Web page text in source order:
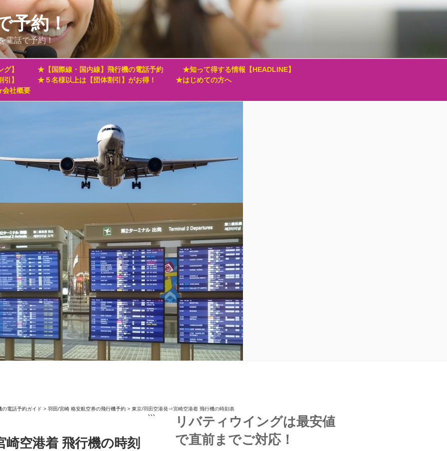
予約！
電話で予約！
】 ★【国際線・国内線】飛行機の電話予約
★知って得する情報【HEADLINE】
】
★５名様以上は【団体割引】がお得！
★はじめての方へ
社概要
電話予約ガイド > 羽田/宮崎 格安航空券の飛行機予約 > 東京/羽田空港発⇒宮崎空港着 飛行機の時刻表
空港着 飛行機の時刻
リバティウイングは最安値
で直前までご対応！
```